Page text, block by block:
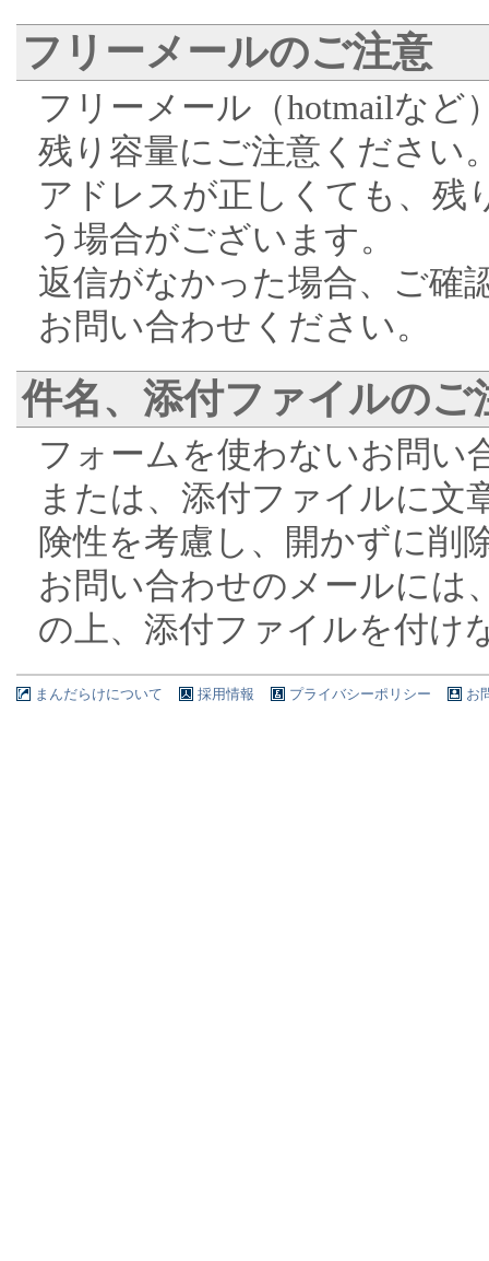
フリーメールのご注意
フリーメール（hotmailなど
残り容量にご注意ください
アドレスが正しくても、残
う場合がございます。
返信がなかった場合、ご確
お問い合わせください。
件名、添付ファイルのご
フォームを使わないお問い
または、添付ファイルに文
険性を考慮し、開かずに削
お問い合わせのメールには
の上、添付ファイルを付け
まんだらけについて 採用情報 プライバシーポリシー お